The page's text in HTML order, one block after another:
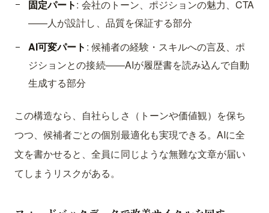
固定パート: 会社のトーン、ポジションの魅力、CTA
——人が設計し、品質を保証する部分
AI可変パート : 候補者の経験・スキルへの言及、ポ
ジションとの接続——AIが履歴書を読み込んで自動
生成する部分
この構造なら、自社らしさ（トーンや価値観）を保ち
つつ、候補者ごとの個別最適化も実現できる。AIに全
文を書かせると、全員に同じような無難な文章が届い
てしまうリスクがある。